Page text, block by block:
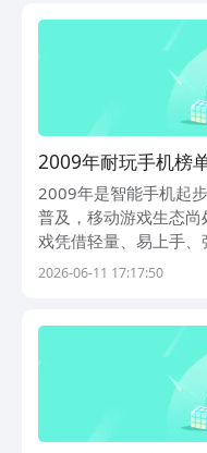
2009年耐玩手机榜
戏分享
2009年是智能手机起
普及，移动游戏生态
戏凭借轻量、易上手
常接触的数字娱乐形式
2026-06-11 17:17:50